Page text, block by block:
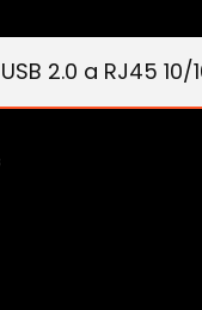
2.0 a RJ45 10/